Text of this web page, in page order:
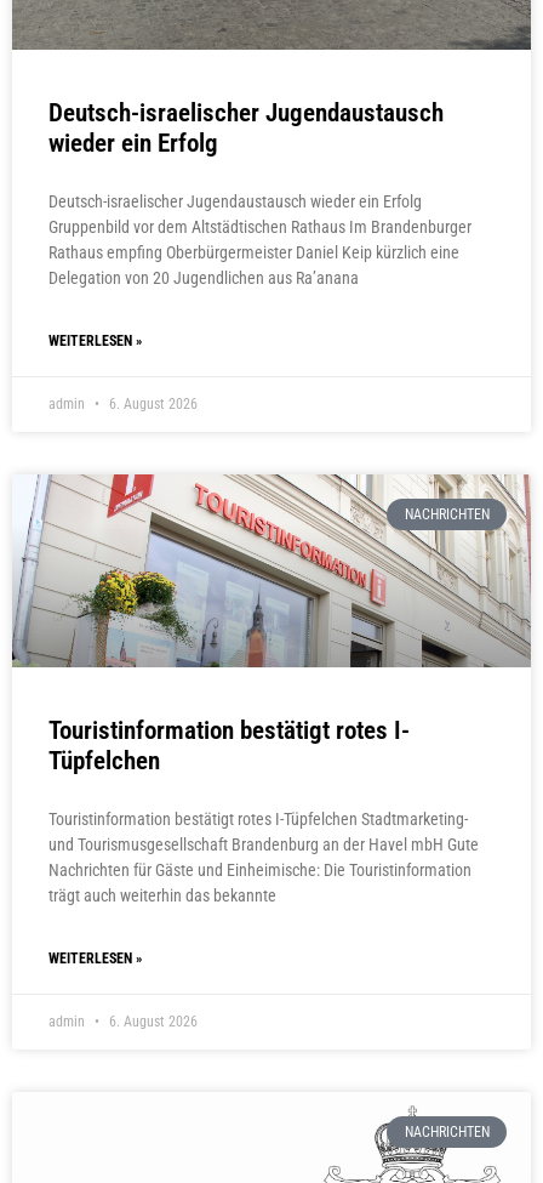
Deutsch-israelischer Jugendaustausch
wieder ein Erfolg
Deutsch-israelischer Jugendaustausch wieder ein Erfolg
Gruppenbild vor dem Altstädtischen Rathaus Im Brandenburger
Rathaus empfing Oberbürgermeister Daniel Keip kürzlich eine
Delegation von 20 Jugendlichen aus Ra’anana
WEITERLESEN »
admin 6. August 2026
NACHRICHTEN
Touristinformation bestätigt rotes I-
Tüpfelchen
Touristinformation bestätigt rotes I-Tüpfelchen Stadtmarketing-
und Tourismusgesellschaft Brandenburg an der Havel mbH Gute
Nachrichten für Gäste und Einheimische: Die Touristinformation
trägt auch weiterhin das bekannte
WEITERLESEN »
admin 6. August 2026
NACHRICHTEN